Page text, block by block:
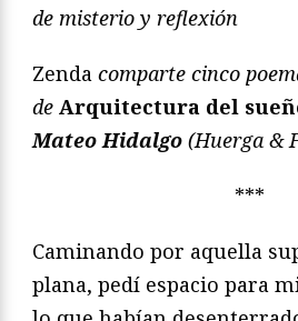
de misterio y reflexión
Zenda comparte cinco
de Arquitectura del
Mateo Hidalgo (Huerga &
***
Caminando por aquella
plana, pedí espacio para